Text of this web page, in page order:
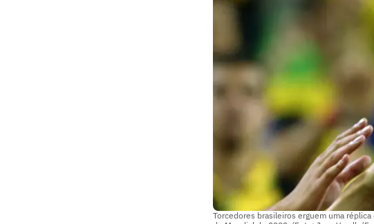
Torcedores brasileiros erguem uma